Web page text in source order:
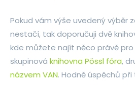
Pokud vám výše uvedený výběr
nestačí, tak doporučuji dvě
kde můžete najít něco právě
skupinová knihovna Pössl fóra,
názvem VAN. Hodně úspěchů při